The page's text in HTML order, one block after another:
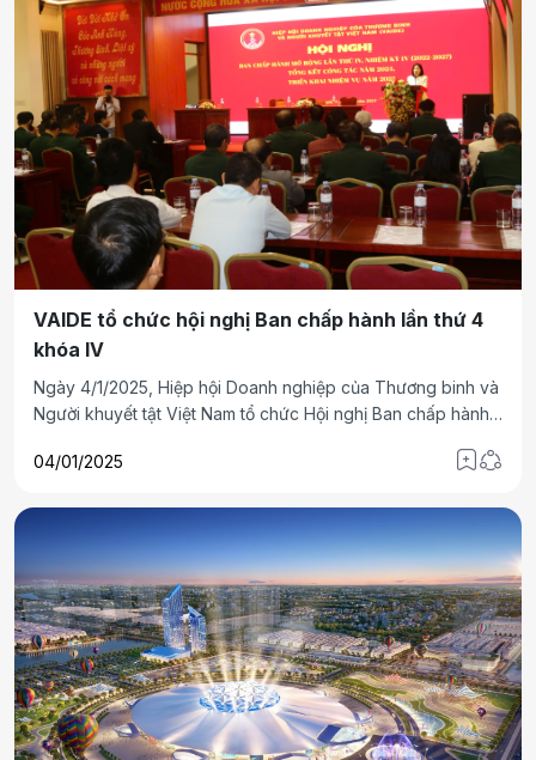
VAIDE tổ chức hội nghị Ban chấp hành lần thứ 4
khóa IV
Ngày 4/1/2025, Hiệp hội Doanh nghiệp của Thương binh và
Người khuyết tật Việt Nam tổ chức Hội nghị Ban chấp hành
hoạt động của Hiệp hội trong thời gian qua, cũng như
04/01/2025